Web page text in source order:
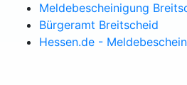
Meldebescheinigung
Bürgeramt Breitscheid
Hessen.de -